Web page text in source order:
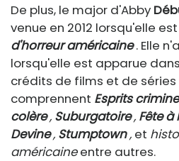
De plus, le major d'Abby
venue en 2012 lorsqu'elle
d'horreur américaine . Elle
lorsqu'elle est apparue
crédits de films et de
comprennent Esprits
colère, Suburgatoire, Fête
Devine, Stumptown, et
américaineentre autres.